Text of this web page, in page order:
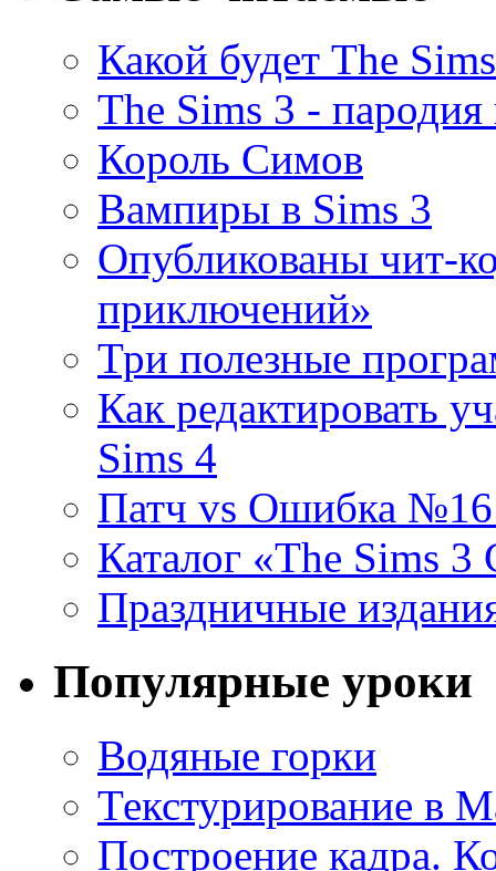
Какой будет The
The Sims 3 -
Король Симов
Вампиры в Sims 3
Опубликованы чит-
приключений»
Три полезные
Как редактировать
Sims 4
Патч vs Ошибка №16
Каталог «The Sims
Праздничные
Популярные уроки
Водяные горки
Текстурирование в
Построение кадра.